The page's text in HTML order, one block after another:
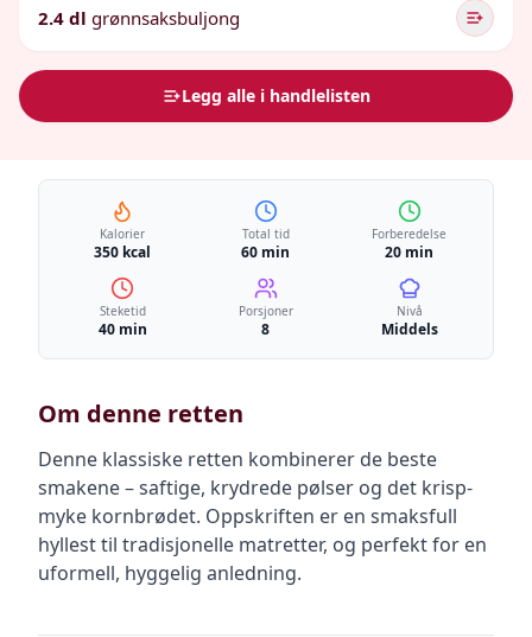
2.4 dl grønnsaksbuljong
Legg alle i handlelisten
Kalorier
350 kcal
Total tid
60 min
Forberedelse
20 min
Steketid
40 min
Porsjoner
8
Nivå
Middels
Om denne retten
Denne klassiske retten kombinerer de beste
smakene – saftige, krydrede pølser og det krisp-
myke kornbrødet. Oppskriften er en smaksfull
hyllest til tradisjonelle matretter, og perfekt for en
uformell, hyggelig anledning.